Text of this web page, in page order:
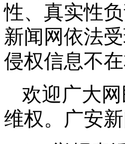
性、真实性
新闻网依法
侵权信息不
欢迎广大
维权。广安